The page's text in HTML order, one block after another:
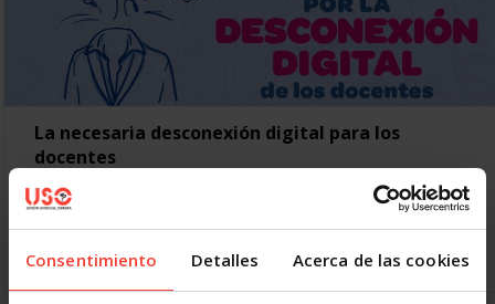
Consentimiento Detalles Acerca de las cookies
La necesaria desconexión digital para los
docentes
Tras tres meses de excepción, es necesario regular la
desconexión digital y otros aspectos del teletrabajo para
seguir con la actividad docente El teletrabajo llegó a…